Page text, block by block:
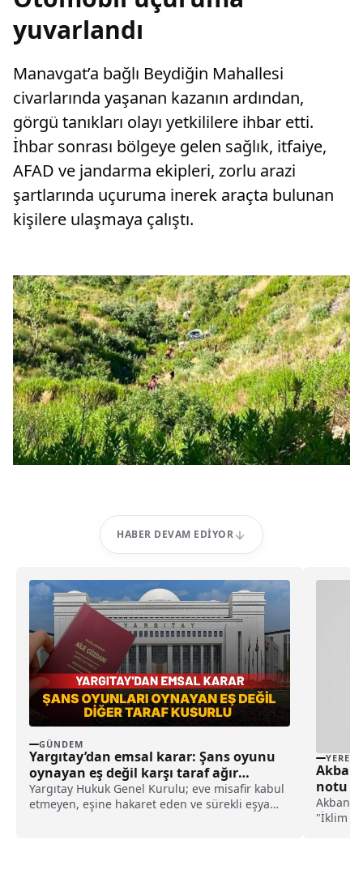
yuvarlandı
Manavgat’a bağlı Beydiğin Mahallesi
civarlarında yaşanan kazanın ardından,
görgü tanıkları olayı yetkililere ihbar etti.
İhbar sonrası bölgeye gelen sağlık, itfaiye,
AFAD ve jandarma ekipleri, zorlu arazi
şartlarında uçuruma inerek araçta bulunan
kişilere ulaşmaya çalıştı.
HABER DEVAM EDIYOR
GÜNDEM
Yargıtay’dan emsal karar: Şans oyunu
oynayan eş değil karşı taraf ağır
kusurlu sayıldı
Yargıtay Hukuk Genel Kurulu; eve misafir kabul
etmeyen, eşine hakaret eden ve sürekli eşya
YEREL
notu
Akbank,
"İklim